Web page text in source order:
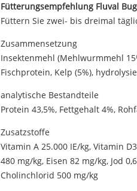
Fütterungsempfehlung Fluval
Füttern Sie zwei- bis dreimal
Zusammensetzung
Insektenmehl (Mehlwurmmehl
Fischprotein, Kelp (5%),
analytische Bestandteile
Protein 43,5%, Fettgehalt 4%,
Zusatzstoffe
Vitamin A 25.000 IE/kg, Vitamin
480 mg/kg, Eisen 82 mg/kg, Jod
Cholinchlorid 500 mg/kg